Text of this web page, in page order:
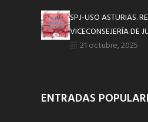
SPJ-USO ASTURIAS.
VICECONSEJERÍA DE
21 octubre, 2025
ENTRADAS